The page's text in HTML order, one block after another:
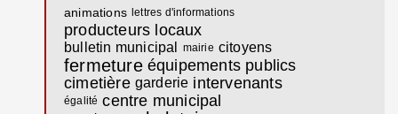
animations lettres d'informations
producteurs locaux
bulletin municipal mairie citoyens
fermeture équipements publics
cimetière garderie intervenants
égalité centre municipal